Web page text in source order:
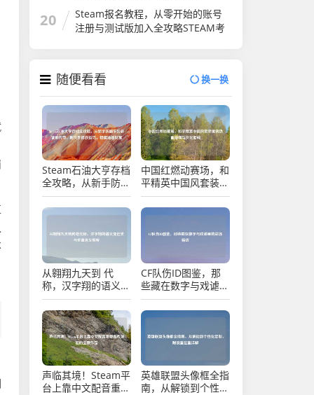
20
Steam报名教程，从零开始的账号
注册与测试版加入全攻略STEAM考
随便看看 换一换
Steam石油大亨存档
全攻略，从新手防翻
车到老饕刷传奇，附
文件修改技巧，稳攥
中国红燃动赛场，和
平精英中国风套装里
的热血信仰与文化回
响
从翱翔九天到 代
称，汉字翔的语义变
迁史与多重含义解析
CF队伤ID图鉴，那
些藏在数字与戏谑里
的战场暗语
声临其境！Steam平
台上靠中文配音重塑
英雄联盟头像框全指
南，从解锁到个性化